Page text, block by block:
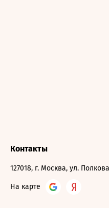
Контакты
127018, г. Москва, ул.
На карте